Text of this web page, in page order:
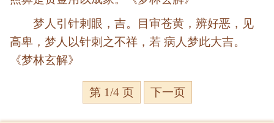
梦人引针剌眼，吉。目审苍黄，辨好恶，见
高卑，梦人以针刺之不祥，若 病人梦此大吉。
《梦林玄解》
第 1/4 页 下一页